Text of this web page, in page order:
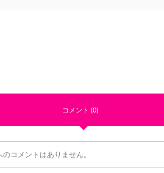
コメント (0)
コメントはありません。